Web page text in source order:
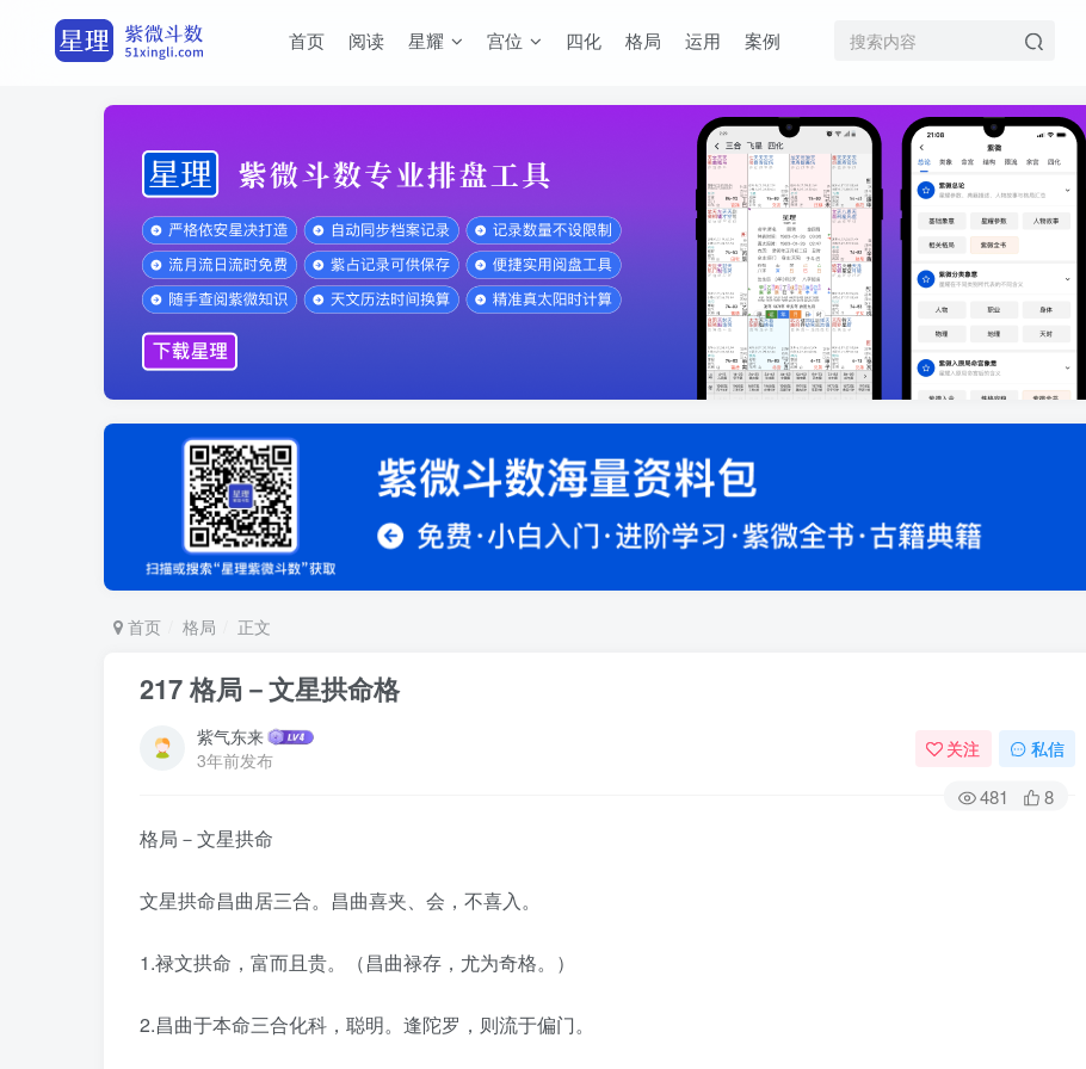
首页 阅读 星耀 宫位 四化 格局 运用 案例
首页 格局 正文
217 格局－文星拱命格
紫气东来
3年前发布
关注 私信
481 8
格局－文星拱命
文星拱命昌曲居三合。昌曲喜夹、会，不喜入。
1.禄文拱命，富而且贵。（昌曲禄存，尤为奇格。）
2.昌曲于本命三合化科，聪明。逢陀罗，则流于偏门。